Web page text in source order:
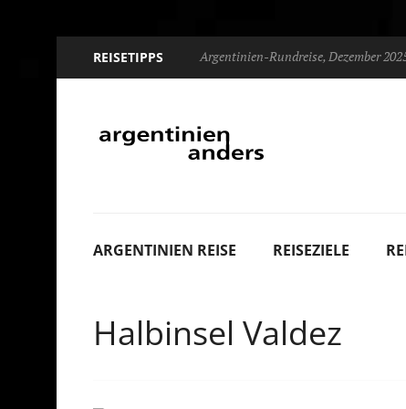
REISETIPPS Argentinien-Rundreise, Dezember
ARGENTINIEN REISE REISEZIELE
Halbinsel Valdez